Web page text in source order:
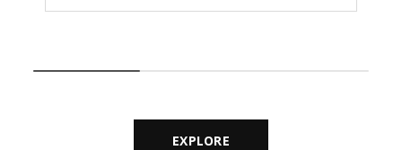
EXPLORE